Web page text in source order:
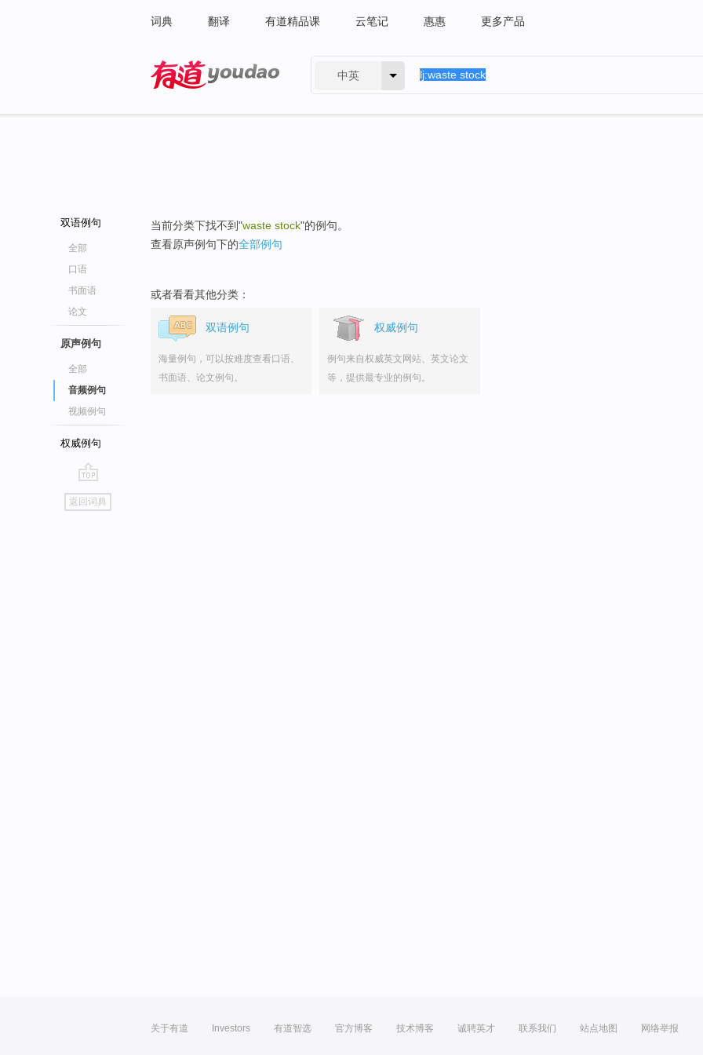
词典 翻译 有道精品课 云笔记 惠惠 更多产品
中英
双语例句
全部
口语
书面语
论文
原声例句
全部
音频例句
视频例句
权威例句
go
top
返回词典
当前分类下找不到"waste stock"的例句。
查看原声例句下的全部例句
或者看看其他分类：
双语例句
海量例句，可以按难度查看口语、
书面语、论文例句。
权威例句
例句来自权威英文网站、英文论文
等，提供最专业的例句。
关于有道 Investors 有道智选 官方博客 技术博客 诚聘英才 联系我们 站点地图 网络举报